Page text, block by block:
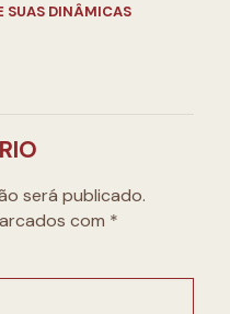
SUAS DINÂMICAS
será publicado.
com *